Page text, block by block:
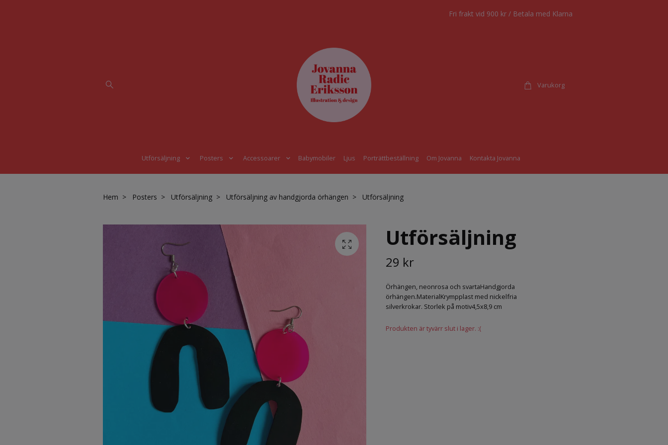
Fri frakt vid 900 kr / Betala med Klarna
Varukorg
Utförsäljning Posters Accessoarer Babymobiler Ljus Porträttbeställning Om Jovanna Kontakta Jovanna
Hem Posters Utförsäljning Utförsäljning av handgjorda örhängen Utförsäljning
Utförsäljning
29 kr
Örhängen, neonrosa och svartaHandgjorda
örhängen.MaterialKrympplast med nickelfria
silverkrokar. Storlek på motiv4,5x8,9 cm
Produkten är tyvärr slut i lager. :(